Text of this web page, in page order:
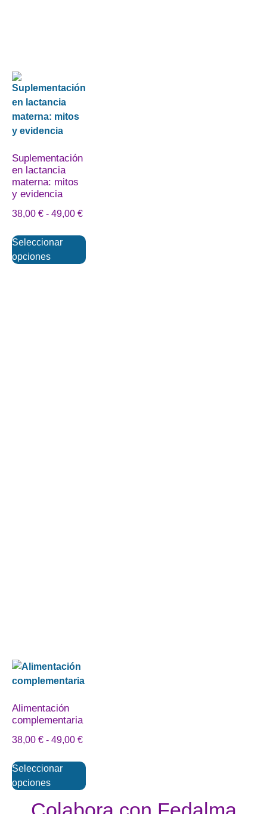
Suplementación
en lactancia
materna: mitos
y evidencia
38,00 € - 49,00 €
Seleccionar
opciones
Alimentación
complementaria
38,00 € - 49,00 €
Seleccionar
opciones